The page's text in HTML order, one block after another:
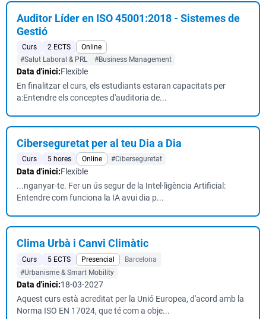
Auditor Líder en ISO 45001:2018 - Sistemes de
Gestió
Curs 2 ECTS
Online
#Salut Laboral & PRL
#Business Management
Data d'inici:Flexible
En finalitzar el curs, els estudiants estaran capacitats per
a:Entendre els conceptes d'auditoria de...
Ciberseguretat per al teu Dia a Dia
Curs 5 hores Online #Ciberseguretat
Data d'inici:Flexible
...nganyar-te. Fer un ús segur de la Intel·ligència Artificial:
Entendre com funciona la IA avui dia p...
Clima Urbà i Canvi Climàtic
Curs 5 ECTS Presencial
Barcelona
#Urbanisme & Smart Mobility
Data d'inici:18-03-2027
Aquest curs està acreditat per la Unió Europea, d'acord amb la
Norma ISO EN 17024, que té com a obje...